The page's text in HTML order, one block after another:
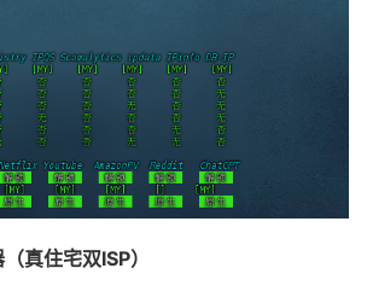
真住宅双ISP）